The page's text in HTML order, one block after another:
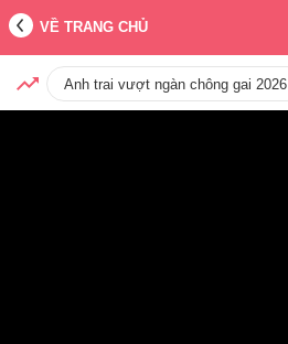
VỀ TRANG CHỦ
Anh trai vượt ngàn chông gai 2026